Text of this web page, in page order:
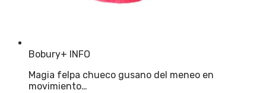
Bobury+ INFO
Magia felpa chueco gusano del meneo en
movimiento…